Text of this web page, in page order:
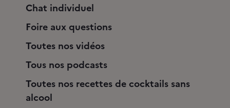
Chat individuel
Foire aux questions
Toutes nos vidéos
Tous nos podcasts
Toutes nos recettes de cocktails sans
alcool